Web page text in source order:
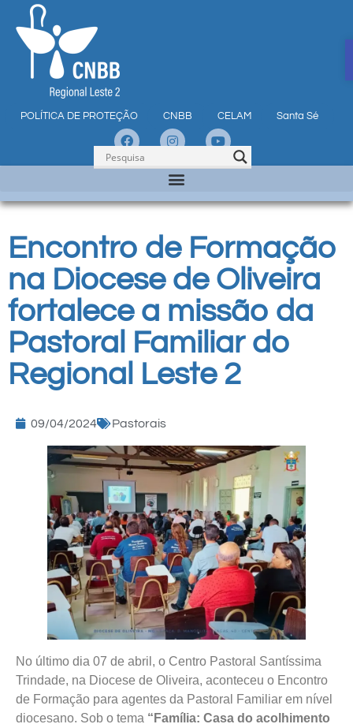
POLÍTICA DE PROTEÇÃO CNBB CELAM Santa Sé
Encontro de Formação
na Diocese de Oliveira
fortalece a missão da
Pastoral Familiar do
Regional Leste 2
09/04/2024 Pastorais
No último dia 07 de abril, o Centro Pastoral Santíssima
Trindade, na Diocese de Oliveira, aconteceu o Encontro
de Formação para agentes da Pastoral Familiar em nível
diocesano. Sob o tema “Família: Casa do acolhimento